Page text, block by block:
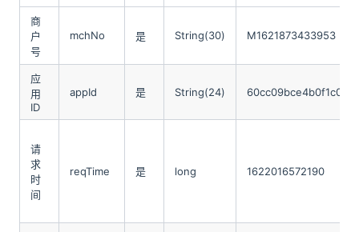
商
户
号
mchNo 是 String(30) M1621873433953
应
用
ID
appId 是 String(24)
请
求
时
间
reqTime 是 long 1622016572190